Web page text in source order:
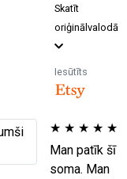
Skatīt
oriģinālvalodā
Iesūtīts
★ ★ ★ ★ ★
Man patīk šī
soma. Man